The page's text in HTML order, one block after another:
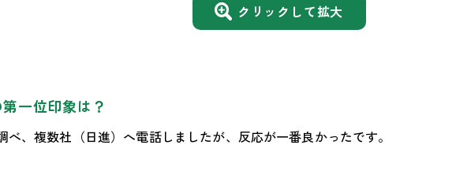
クリックして拡大
一位印象は？
べ、複数社（日進）へ電話しましたが、反応が一番良かったです。